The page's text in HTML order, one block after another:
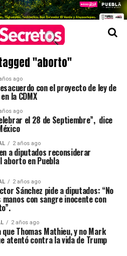
"aborto"
ago
con el proyecto de ley de
la CDMX
ago
el 28 de Septiembre”, dice
2 años ago
a diputados reconsiderar
en Puebla
2 años ago
Sánchez pide a diputados: “No
manos con sangre inocente con
2 años ago
Thomas Mathieu, y no Mark
atentó contra la vida de Trump